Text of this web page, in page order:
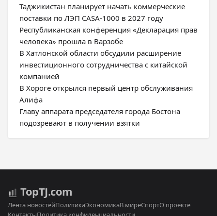
Таджикистан планирует начать коммерческие
поставки по ЛЭП CASA-1000 в 2027 году
Республиканская конференция «Декларация прав
человека» прошла в Варзобе
В Хатлонской области обсудили расширение
инвестиционного сотрудничества с китайской
компанией
В Хороге открылся первый центр обслуживания
Алифа
Главу аппарата председателя города Бостона
подозревают в получении взятки
TopTJ.com
Лента новостейПолитикаЭкономикаВ миреСпортО проекте